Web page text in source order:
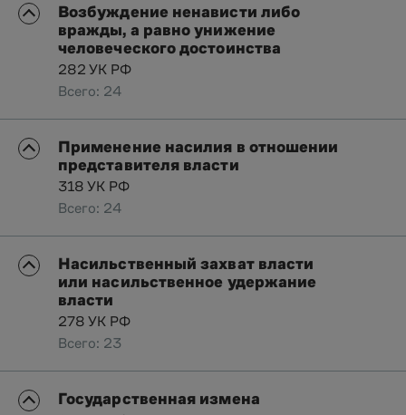
Возбуждение ненависти либо
вражды, а равно унижение
человеческого достоинства
282 УК РФ
Всего: 24
Применение насилия в отношении
представителя власти
318 УК РФ
Всего: 24
Насильственный захват власти
или насильственное удержание
власти
278 УК РФ
Всего: 23
Государственная измена